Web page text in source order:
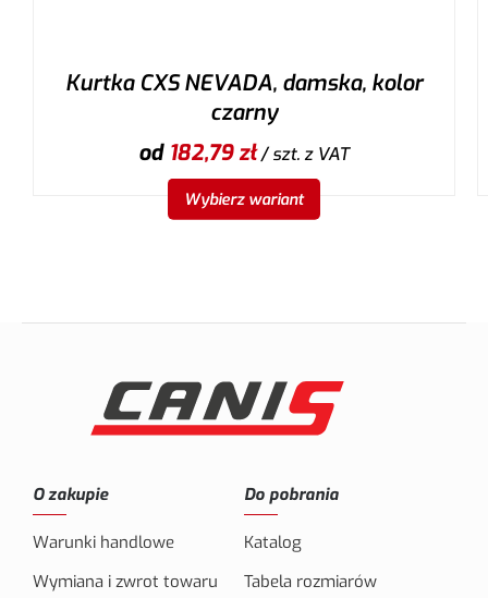
Kurtka CXS NEVADA, damska, kolor
czarny
od 182,79zł/ szt.z VAT
Wybierz wariant
O zakupie
Warunki handlowe
Wymiana i zwrot towaru
Do pobrania
Katalog
Tabela rozmiarów